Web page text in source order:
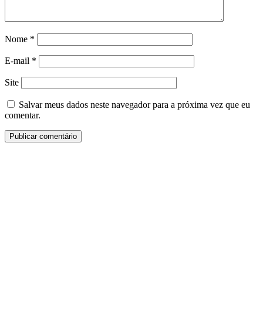
Nome *
E-mail *
Site
Salvar meus dados neste navegador para a próxima vez que eu
comentar.